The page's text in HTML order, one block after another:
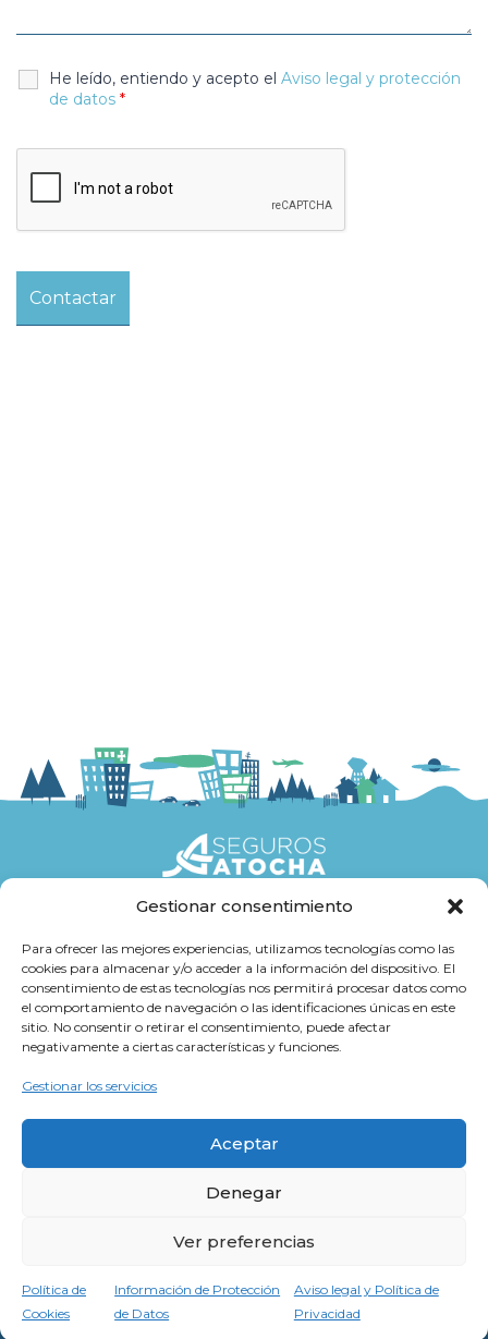
Gestionar consentimiento
Para ofrecer las mejores experiencias, utilizamos tecnologías como las
cookies para almacenar y/o acceder a la información del dispositivo. El
consentimiento de estas tecnologías nos permitirá procesar datos como
el comportamiento de navegación o las identificaciones únicas en este
sitio. No consentir o retirar el consentimiento, puede afectar
negativamente a ciertas características y funciones.
Gestionar los servicios
Aceptar
Denegar
Ver preferencias
Política de
Cookies
Información de Protección
de Datos
Aviso legal y Política de
Privacidad
He leído, entiendo y acepto el Aviso legal y protección
de datos *
Atención al cliente
Trabaja con Nosotros
Aviso legal y Política de Privacidad
Hola, ¿cómo puedo ayudarte?